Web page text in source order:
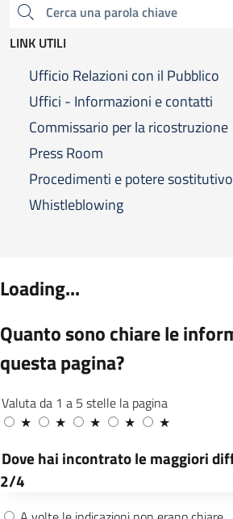
Cerca una parola chiave
LINK UTILI
Ufficio Relazioni con il Pubblico
Uffici - Informazioni e contatti
Commissario per la ricostruzione
Press Room
Procedimenti e potere sostitutivo
Whistleblowing